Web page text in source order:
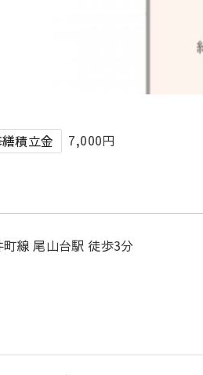
積立金 7,000円
町線 尾山台駅 徒歩3分